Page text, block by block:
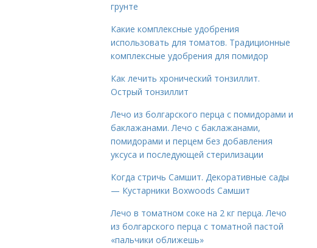
грунте
Какие комплексные удобрения
использовать для томатов. Традиционные
комплексные удобрения для помидор
Как лечить хронический тонзиллит.
Острый тонзиллит
Лечо из болгарского перца с помидорами и
баклажанами. Лечо с баклажанами,
помидорами и перцем без добавления
уксуса и последующей стерилизации
Когда стричь Самшит. Декоративные сады
— Кустарники Boxwoods Самшит
Лечо в томатном соке на 2 кг перца. Лечо
из болгарского перца с томатной пастой
«пальчики оближешь»